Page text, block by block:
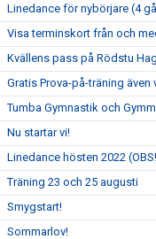
Linedance för nybörjare (4
Visa terminskort från och
Kvällens pass på Rödstu
Gratis Prova-på-träning även
Tumba Gymnastik och
Nu startar vi!
Linedance hösten 2022
Träning 23 och 25 augusti
Smygstart!
Sommarlov!